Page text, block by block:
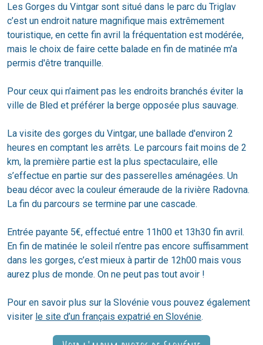
Les Gorges du Vintgar sont situé dans le parc du Triglav
c’est un endroit nature magnifique mais extrêmement
touristique, en cette fin avril la fréquentation est modérée,
mais le choix de faire cette balade en fin de matinée m'a
permis d'être tranquille.
Pour ceux qui n’aiment pas les endroits branchés éviter la
ville de Bled et préférer la berge opposée plus sauvage.
La visite des gorges du Vintgar, une ballade d'environ 2
heures en comptant les arrêts. Le parcours fait moins de 2
km, la première partie est la plus spectaculaire, elle
s’effectue en partie sur des passerelles aménagées. Un
beau décor avec la couleur émeraude de la rivière Radovna.
La fin du parcours se termine par une cascade.
Entrée payante 5€, effectué entre 11h00 et 13h30 fin avril.
En fin de matinée le soleil n’entre pas encore suffisamment
dans les gorges, c’est mieux à partir de 12h00 mais vous
aurez plus de monde. On ne peut pas tout avoir !
Pour en savoir plus sur la Slovénie vous pouvez également
visiter le site d’un français expatrié en Slovénie.